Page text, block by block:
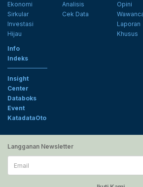
Ekonomi
Sirkular
Investasi
Hijau
Analisis
Cek Data
Opini
Laporan
Khusus
Info
Indeks
Insight
Center
Databoks
Event
KatadataOto
Langganan Newsletter
Email